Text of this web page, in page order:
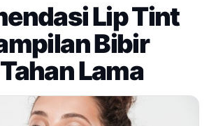
Lip Tint
Bibir
Lama